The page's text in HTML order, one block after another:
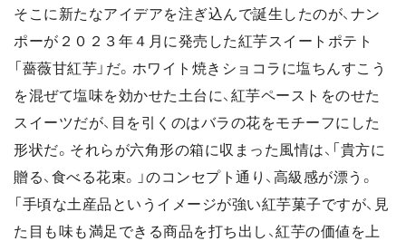
そこに新たなアイデアを注ぎ込んで誕生したのが、ナン
ポーが２０２３年４月に発売した紅芋スイートポテト
「薔薇甘紅芋」だ。ホワイト焼きショコラに塩ちんすこう
を混ぜて塩味を効かせた土台に、紅芋ペーストをのせた
スイーツだが、目を引くのはバラの花をモチーフにした
形状だ。それらが六角形の箱に収まった風情は、「貴方に
贈る、食べる花束。」のコンセプト通り、高級感が漂う。
「手頃な土産品というイメージが強い紅芋菓子ですが、見
た目も味も満足できる商品を打ち出し、紅芋の価値を上